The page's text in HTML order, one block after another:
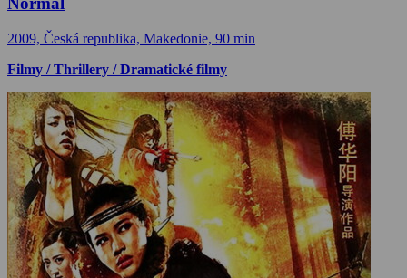
2009, Česká republika, Makedonie, 90 min
Filmy / Thrillery / Dramatické filmy